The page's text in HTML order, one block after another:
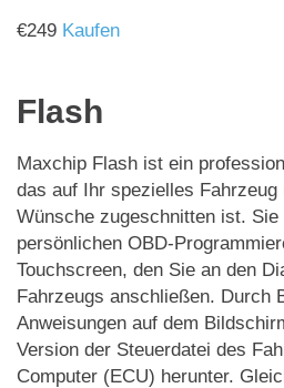
€249 Kaufen
Flash
Maxchip Flash ist ein
das auf Ihr spezielles
Wünsche zugeschnitten ist. Sie
persönlichen OBD-
Touchscreen, den Sie an den
Fahrzeugs anschließen. Durch
Anweisungen auf dem
Version der Steuerdatei des
Computer (ECU) herunter.